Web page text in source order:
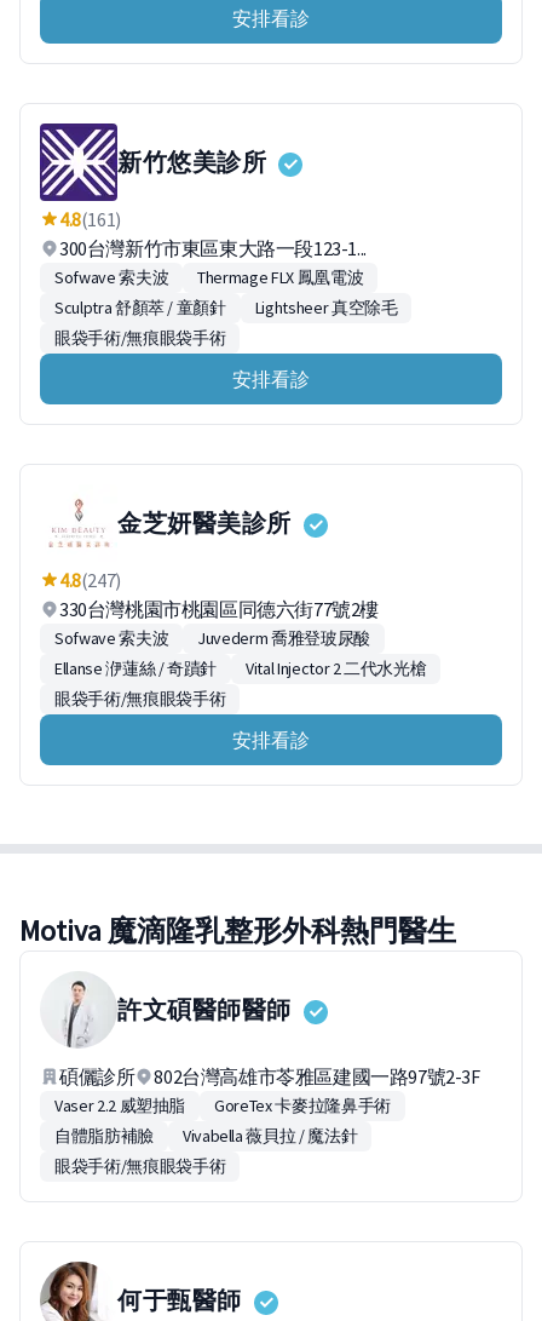
安排看診
新竹悠美診所
4.8(161)
300台灣新竹市東區東大路一段123-1...
Sofwave 索夫波
Thermage FLX 鳳凰電波
Sculptra 舒顏萃 / 童顏針
Lightsheer 真空除毛
眼袋手術/無痕眼袋手術
安排看診
金芝妍醫美診所
4.8(247)
330台灣桃園市桃園區同德六街77號2樓
Sofwave 索夫波
Juvederm 喬雅登玻尿酸
Ellanse 洢蓮絲 / 奇蹟針
Vital Injector 2 二代水光槍
眼袋手術/無痕眼袋手術
安排看診
Motiva 魔滴隆乳整形外科熱門醫生
許文碩醫師醫師
碩儷診所 802台灣高雄市苓雅區建國一路97號2-3F
Vaser 2.2 威塑抽脂
GoreTex 卡麥拉隆鼻手術
自體脂肪補臉
Vivabella 薇貝拉 / 魔法針
眼袋手術/無痕眼袋手術
何于甄醫師